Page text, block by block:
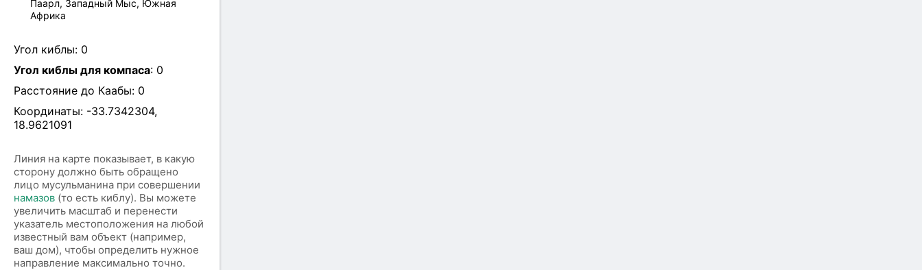
Паарл, Западный Мыс, Южная
Африка
Угол киблы: 0
Угол киблы для компаса: 0
Расстояние до Каабы: 0
Координаты: -33.7342304,
18.9621091
Линия на карте показывает, в какую
сторону должно быть обращено
лицо мусульманина при совершении
намазов (то есть киблу). Вы можете
увеличить масштаб и перенести
указатель местоположения на любой
известный вам объект (например,
ваш дом), чтобы определить нужное
направление максимально точно.